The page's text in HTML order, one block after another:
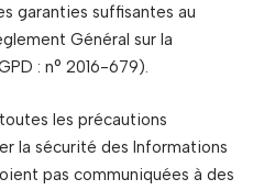
garanties suffisantes au
Général sur la
: n° 2016-679).
les précautions
la sécurité des Informations
pas communiquées à des